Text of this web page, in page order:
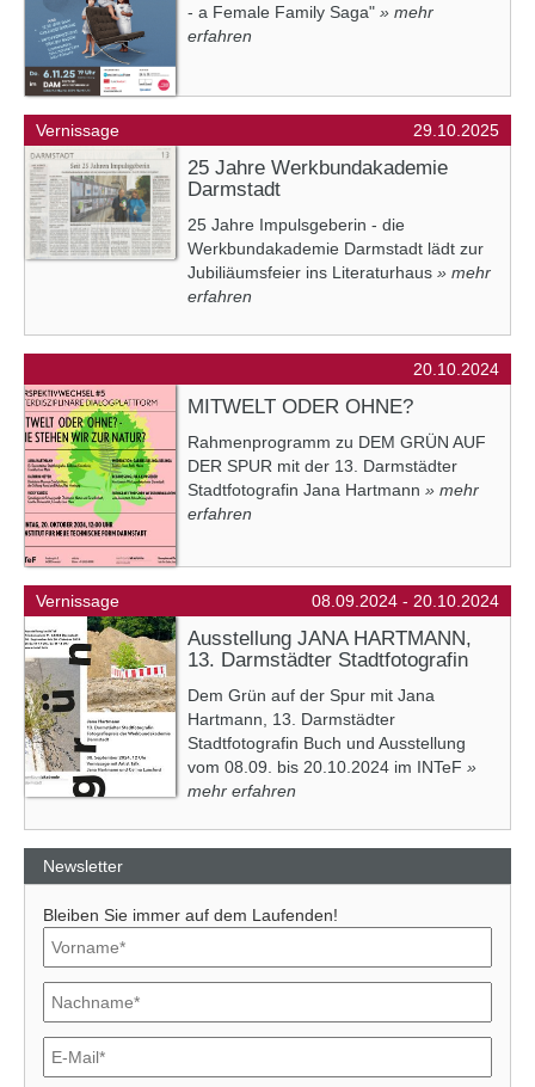
- a Female Family Saga" » mehr
erfahren
Vernissage 29.10.2025
25 Jahre Werkbundakademie
Darmstadt
25 Jahre Impulsgeberin - die
Werkbundakademie Darmstadt lädt zur
Jubiliäumsfeier ins Literaturhaus » mehr
erfahren
20.10.2024
MITWELT ODER OHNE?
Rahmenprogramm zu DEM GRÜN AUF
DER SPUR mit der 13. Darmstädter
Stadtfotografin Jana Hartmann » mehr
erfahren
Vernissage 08.09.2024 - 20.10.2024
Ausstellung JANA HARTMANN,
13. Darmstädter Stadtfotografin
Dem Grün auf der Spur mit Jana
Hartmann, 13. Darmstädter
Stadtfotografin Buch und Ausstellung
vom 08.09. bis 20.10.2024 im INTeF »
mehr erfahren
Newsletter
Bleiben Sie immer auf dem Laufenden!